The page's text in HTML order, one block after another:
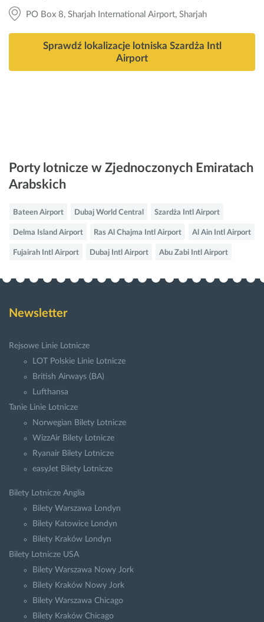
PO Box 8, Sharjah International Airport, Sharjah
Sprawdź lokalizacje lotniska Szardża Intl
Airport
Porty lotnicze w Zjednoczonych Emiratach
Arabskich
Bateen Airport Dubaj World Central Szardża Intl Airport
Delma Island Airport Ras Al Chajma Intl Airport Al Ain Intl Airport
Fujairah Intl Airport Dubaj Intl Airport Abu Zabi Intl Airport
Newsletter
Rejsowe Linie Lotnicze
LOT Polskie Linie Lotnicze
British Airways (BA)
Lufthansa
Tanie Linie Lotnicze
Norwegian Bilety Lotnicze
WizzAir Bilety Lotnicze
Ryanair Bilety Lotnicze
easyJet Bilety Lotnicze
Bilety Lotnicze Anglia
Bilety Warszawa Londyn
Bilety Katowice Londyn
Bilety Kraków Londyn
Bilety Lotnicze USA
Bilety Warszawa Nowy Jork
Bilety Kraków Nowy Jork
Bilety Warszawa Chicago
Bilety Kraków Chicago